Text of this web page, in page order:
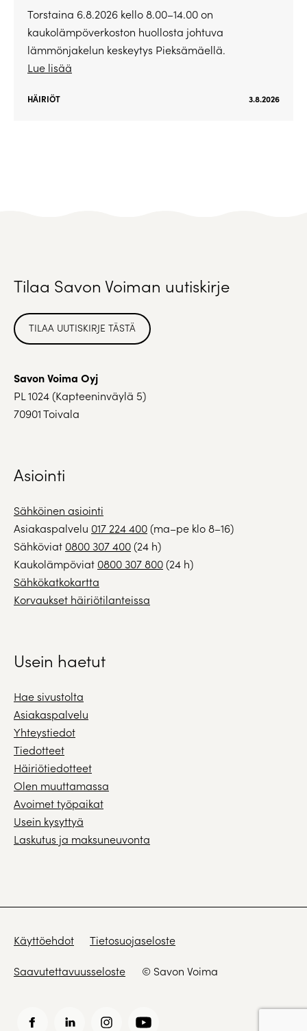
Torstaina 6.8.2026 kello 8.00–14.00 on
kaukolämpöverkoston huollosta johtuva
lämmönjakelun keskeytys Pieksämäellä.
Lue lisää
HÄIRIÖT 3.8.2026
Tilaa Savon Voiman uutiskirje
TILAA UUTISKIRJE TÄSTÄ
Savon Voima Oyj
PL 1024 (Kapteeninväylä 5)
70901 Toivala
Asiointi
Sähköinen asiointi
Asiakaspalvelu 017 224 400(ma–pe klo 8–16)
Sähköviat 0800 307 400(24 h)
Kaukolämpöviat 0800 307 800(24 h)
Sähkökatkokartta
Korvaukset häiriötilanteissa
Usein haetut
Hae sivustolta
Asiakaspalvelu
Yhteystiedot
Tiedotteet
Häiriötiedotteet
Olen muuttamassa
Avoimet työpaikat
Usein kysyttyä
Laskutus ja maksuneuvonta
Käyttöehdot Tietosuojaseloste
Saavutettavuusseloste © Savon Voima